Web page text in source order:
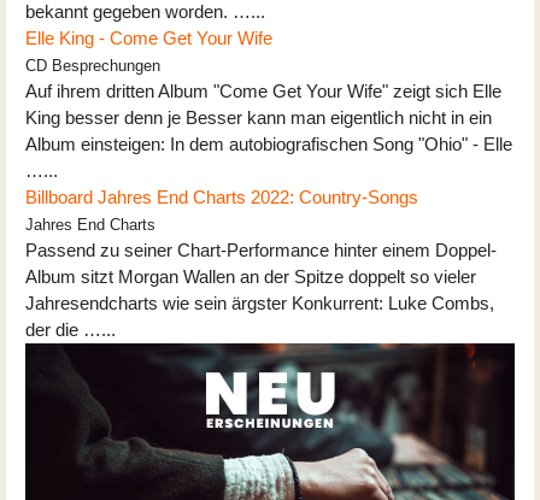
bekannt gegeben worden. …...
Elle King - Come Get Your Wife
CD Besprechungen
Auf ihrem dritten Album "Come Get Your Wife" zeigt sich Elle
King besser denn je Besser kann man eigentlich nicht in ein
Album einsteigen: In dem autobiografischen Song "Ohio" - Elle
…...
Billboard Jahres End Charts 2022: Country-Songs
Jahres End Charts
Passend zu seiner Chart-Performance hinter einem Doppel-
Album sitzt Morgan Wallen an der Spitze doppelt so vieler
Jahresendcharts wie sein ärgster Konkurrent: Luke Combs,
der die …...